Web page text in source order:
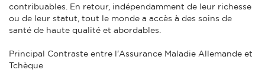
contribuables. En retour, indépendamment de leur richesse
ou de leur statut, tout le monde a accès à des soins de
santé de haute qualité et abordables.
Principal Contraste entre l'Assurance Maladie Allemande et
Tchèque